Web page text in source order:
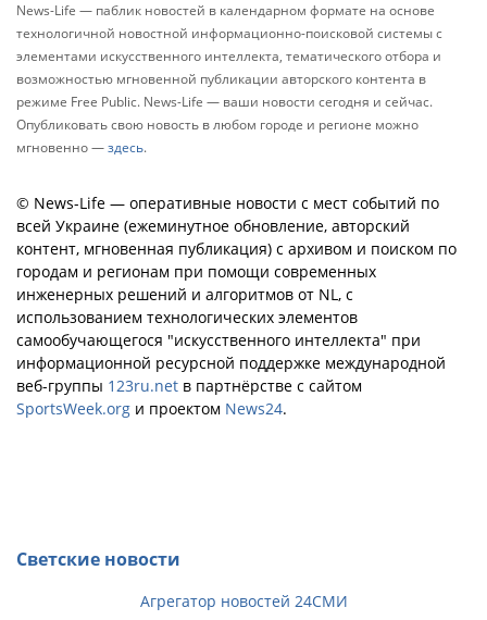
News-Life — паблик новостей в календарном формате на основе
технологичной новостной информационно-поисковой системы с
элементами искусственного интеллекта, тематического отбора и
возможностью мгновенной публикации авторского контента в
режиме Free Public. News-Life — ваши новости сегодня и сейчас.
Опубликовать свою новость в любом городе и регионе можно
мгновенно —здесь.
© News-Life — оперативные новости с мест событий по
всей Украине (ежеминутное обновление, авторский
контент, мгновенная публикация) с архивом и поиском по
городам и регионам при помощи современных
инженерных решений и алгоритмов от NL, с
использованием технологических элементов
самообучающегося "искусственного интеллекта" при
информационной ресурсной поддержке международной
веб-группы 123ru.net в партнёрстве с сайтом
SportsWeek.org и проектом News24.
Светские новости
Агрегатор новостей 24СМИ